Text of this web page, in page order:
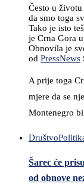
Često u
da smo toga
Tako je isto
je Crna Gora
Obnovila je
od PressNews
A prije toga
mjere da se
Montenegro
Društvo
Šarec će
od obnove